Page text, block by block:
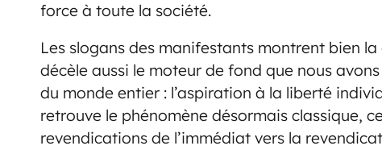
force à toute la société.
Les slogans des manifestants montrent bien
décèle aussi le moteur de fond que nous
du monde entier : l’aspiration à la liberté
retrouve le phénomène désormais classique,
revendications de l’immédiat vers la